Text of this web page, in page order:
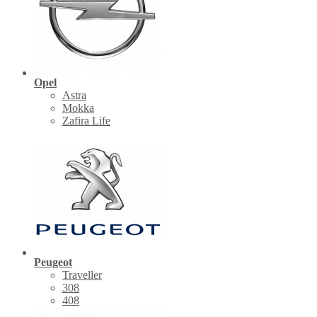
Opel
Astra
Mokka
Zafira Life
Peugeot
Traveller
308
408